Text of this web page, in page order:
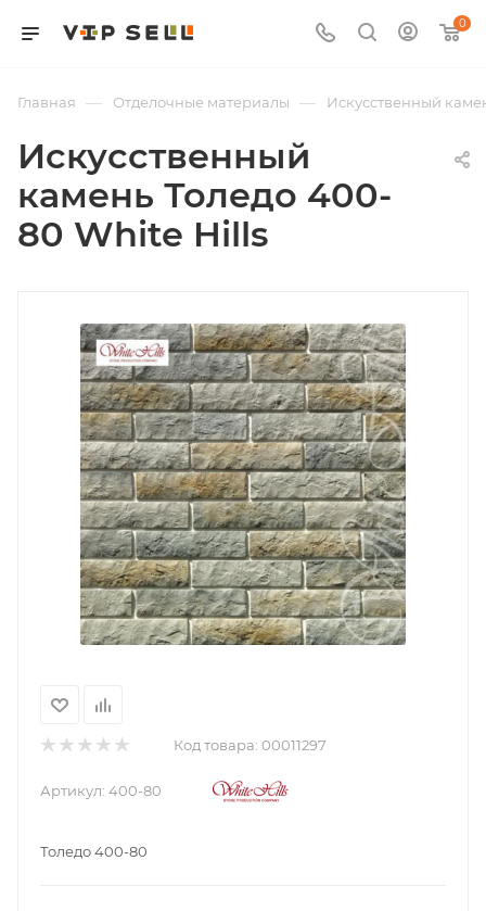
0
Главная — Отделочные материалы — Искусственный
Искусственный
камень Толедо 400-
80 White Hills
Код товара: 00011297
Артикул: 400-80
Толедо 400-80